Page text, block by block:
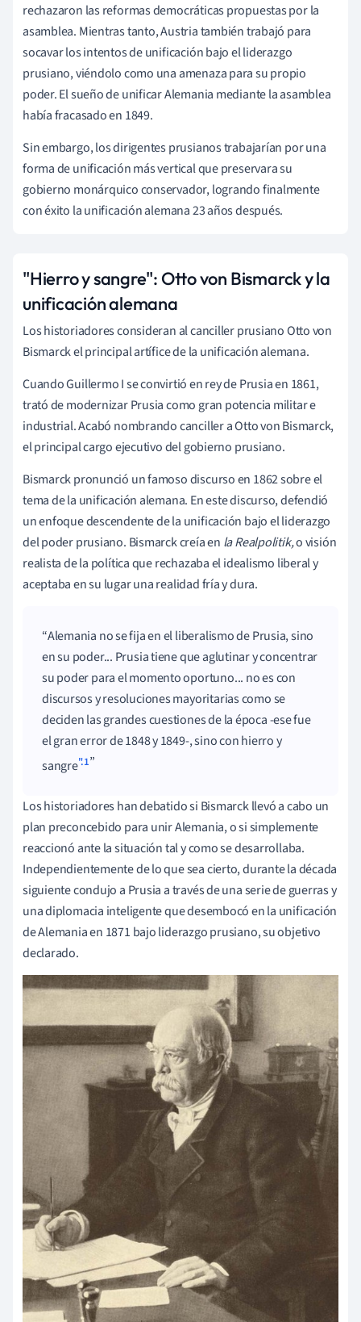
rechazaron las reformas democráticas propuestas por la
asamblea. Mientras tanto, Austria también trabajó para
socavar los intentos de unificación bajo el liderazgo
prusiano, viéndolo como una amenaza para su propio
poder. El sueño de unificar Alemania mediante la asamblea
había fracasado en 1849.
Sin embargo, los dirigentes prusianos trabajarían por una
forma de unificación más vertical que preservara su
gobierno monárquico conservador, logrando finalmente
con éxito la unificación alemana 23 años después.
"Hierro y sangre": Otto von Bismarck y la
unificación alemana
Los historiadores consideran al canciller prusiano Otto von
Bismarck el principal artífice de la unificación alemana.
Cuando Guillermo I se convirtió en rey de Prusia en 1861,
trató de modernizar Prusia como gran potencia militar e
industrial. Acabó nombrando canciller a Otto von Bismarck,
el principal cargo ejecutivo del gobierno prusiano.
Bismarck pronunció un famoso discurso en 1862 sobre el
tema de la unificación alemana. En este discurso, defendió
un enfoque descendente de la unificación bajo el liderazgo
del poder prusiano. Bismarck creía en la Realpolitik,o visión
realista de la política que rechazaba el idealismo liberal y
aceptaba en su lugar una realidad fría y dura.
Alemania no se fija en el liberalismo de Prusia, sino
en su poder... Prusia tiene que aglutinar y concentrar
su poder para el momento oportuno... no es con
discursos y resoluciones mayoritarias como se
deciden las grandes cuestiones de la época -ese fue
el gran error de 1848 y 1849-, sino con hierro y
sangre".1
Los historiadores han debatido si Bismarck llevó a cabo un
plan preconcebido para unir Alemania, o si simplemente
reaccionó ante la situación tal y como se desarrollaba.
Independientemente de lo que sea cierto, durante la década
siguiente condujo a Prusia a través de una serie de guerras y
una diplomacia inteligente que desembocó en la unificación
de Alemania en 1871 bajo liderazgo prusiano, su objetivo
declarado.